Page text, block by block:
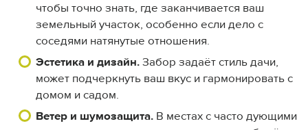
чтобы точно знать, где заканчивается ваш
земельный участок, особенно если дело с
соседями натянутые отношения.
Эстетика и дизайн.Забор задаёт стиль дачи,
может подчеркнуть ваш вкус и гармонировать с
домом и садом.
Ветер и шумозащита.В местах с часто дующими